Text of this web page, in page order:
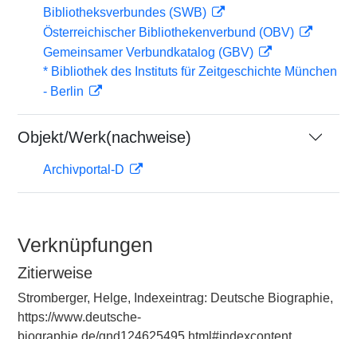
Bibliotheksverbundes (SWB)
Österreichischer Bibliothekenverbund (OBV)
Gemeinsamer Verbundkatalog (GBV)
* Bibliothek des Instituts für Zeitgeschichte München
- Berlin
Objekt/Werk(nachweise)
Archivportal-D
Verknüpfungen
Zitierweise
Stromberger, Helge, Indexeintrag: Deutsche Biographie,
https://www.deutsche-
biographie.de/gnd124625495.html#indexcontent